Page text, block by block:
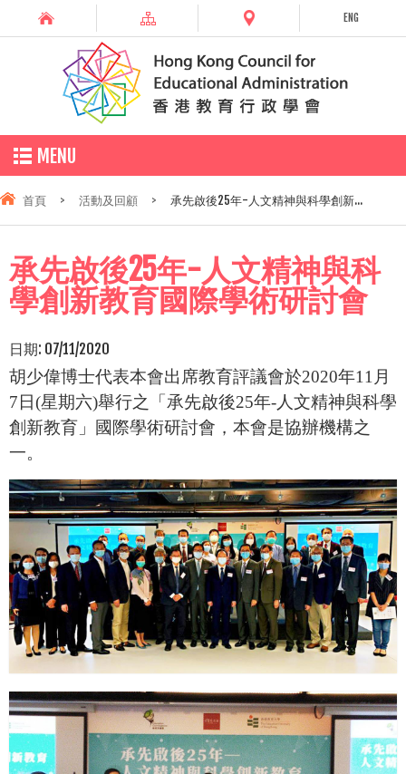
ENG
MENU
首頁 > 活動及回顧 > 承先啟後25年-人文精神與科學創新...
承先啟後25年-人文精神與科
學創新教育國際學術研討會
日期: 07/11/2020
胡少偉博士代表本會出席教育評議會於2020年11月
7 日(星期六)舉行之「承先啟後25年-人文精神與科學
創新教育」國際學術研討會，本會是協辦機構之
一。